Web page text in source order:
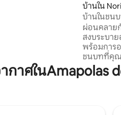
บ้านใน
บ้านในชน
ผ่อนคลาย
สงบระบา
พร้อมการ
ชนบทที่คุณ
ใจกลางเมื
รถยนต์พร้
ศในAmapolas